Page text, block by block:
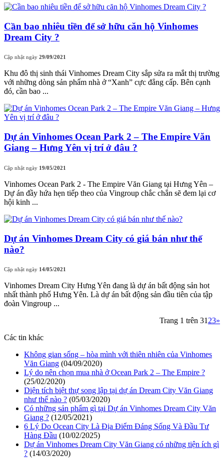
Cần bao nhiêu tiền để sở hữu căn hộ Vinhomes
Dream City ?
Cập nhật ngày 29/09/2021
Khu đô thị sinh thái Vinhomes Dream City sắp sửa ra mắt thị trường
với những dòng sản phẩm nhà ở “Xanh” cực đẳng cấp. Bên cạnh
đó, cần bao ...
Dự án Vinhomes Ocean Park 2 – The Empire Văn
Giang – Hưng Yên vị trí ở đâu ?
Cập nhật ngày 19/05/2021
Vinhomes Ocean Park 2 - The Empire Văn Giang tại Hưng Yên –
Dự án đầy hứa hẹn tiếp theo của Vingroup chắc chắn sẽ đem lại cơ
hội kinh ...
Dự án Vinhomes Dream City có giá bán như thế
nào?
Cập nhật ngày 14/05/2021
Vinhomes Dream City Hưng Yên đang là dự án bất động sản hot
nhất thành phố Hưng Yên. Là dự án bất động sản đầu tiên của tập
đoàn Vingroup ...
Trang 1 trên 31 23»
Các tin khác
Không gian sống – hòa mình với thiên nhiên của Vinhomes
Văn Giang (04/09/2020)
Lý do nên chọn mua nhà ở Ocean Park 2 – The Empire ?
(25/02/2020)
Diện tích biệt thự song lập tại dự án Dream City Văn Giang
như thế nào ? (05/03/2020)
Có những sản phẩm gì tại Dự án Vinhomes Dream City Văn
Giang ? (12/05/2021)
6 Lý Do Ocean City Là Địa Điểm Đáng Sống Và Đầu Tư
Hàng Đầu (10/02/2025)
Dự án Vinhomes Dream City Văn Giang có những tiện ích gì
? (14/03/2020)